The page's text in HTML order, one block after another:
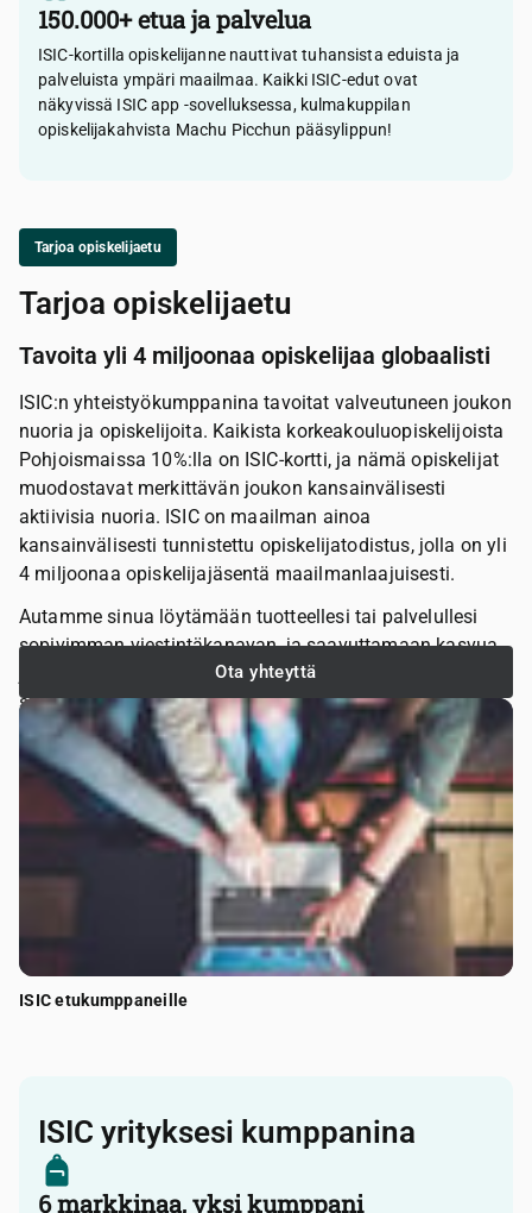
150.000+ etua ja palvelua
ISIC-kortilla opiskelijanne nauttivat tuhansista eduista ja
palveluista ympäri maailmaa. Kaikki ISIC-edut ovat
näkyvissä ISIC app -sovelluksessa, kulmakuppilan
opiskelijakahvista Machu Picchun pääsylippun!
Tarjoa opiskelijaetu
Tarjoa opiskelijaetu
Tavoita yli 4 miljoonaa opiskelijaa globaalisti
ISIC:n yhteistyökumppanina tavoitat valveutuneen joukon
nuoria ja opiskelijoita. Kaikista korkeakouluopiskelijoista
Pohjoismaissa 10%:lla on ISIC-kortti, ja nämä opiskelijat
muodostavat merkittävän joukon kansainvälisesti
aktiivisia nuoria. ISIC on maailman ainoa
kansainvälisesti tunnistettu opiskelijatodistus, jolla on yli
4 miljoonaa opiskelijajäsentä maailmanlaajuisesti.
Autamme sinua löytämään tuotteellesi tai palvelullesi
sopivimman viestintäkanavan, ja saavuttamaan kasvua
ja tunnettuutta opiskelijoiden keskuudessa. Oli tavoitteesi
sitten myynnin, tunnettuuden tai työnantajamielikuvan
kehittäminen, ISIC:n kautta tavoitat sitoutuneen ja
aktiivisen opiskelijajoukon.
Ota yhteyttä
ISIC etukumppaneille
ISIC yrityksesi kumppanina
6 markkinaa, yksi kumppani